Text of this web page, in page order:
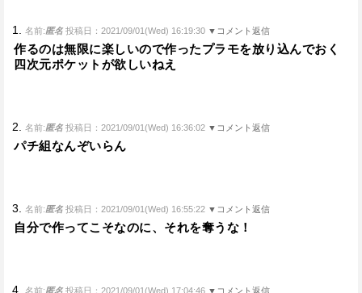
1. 名前:匿名 投稿日：2021/09/01(Wed) 16:19:30 ▼コメント返信
作るのは無限に楽しいので作ったプラモを放り込んでおく
四次元ポケットが欲しいねえ
2. 名前:匿名 投稿日：2021/09/01(Wed) 16:36:02 ▼コメント返信
パチ組なんぞいらん
3. 名前:匿名 投稿日：2021/09/01(Wed) 16:55:22 ▼コメント返信
自分で作ってこそなのに、それを奪うな！
4. 名前:匿名 投稿日：2021/09/01(Wed) 17:04:46 ▼コメント返信